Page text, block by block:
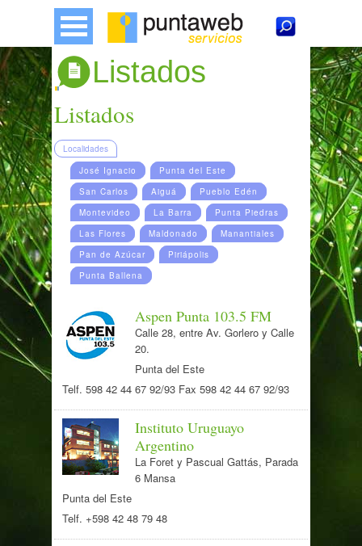
Listados
Listados
Localidades
José Ignacio
Punta del Este
San Carlos
Aiguá
Pueblo Edén
Montevideo
La Barra
Punta Piedras
Las Flores
Maldonado
Manantiales
Pan de Azúcar
Piriápolis
Punta Ballena
Aspen Punta 103.5 FM
Calle 28, entre Av. Gorlero y Calle
20.
Punta del Este
Telf. 598 42 44 67 92/93 Fax 598 42 44 67 92/93
Instituto Uruguayo
Argentino
La Foret y Pascual Gattás, Parada
6 Mansa
Punta del Este
Telf. +598 42 48 79 48